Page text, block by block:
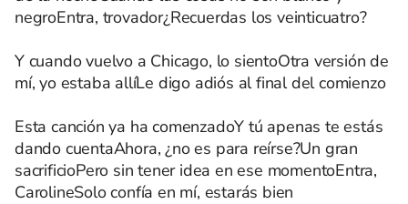
negroEntra, trovador¿Recuerdas los veinticuatro?
Y cuando vuelvo a Chicago, lo sientoOtra versión de
mí, yo estaba allíLe digo adiós al final del comienzo
Esta canción ya ha comenzadoY tú apenas te estás
dando cuentaAhora, ¿no es para reírse?Un gran
sacrificioPero sin tener idea en ese momentoEntra,
CarolineSolo confía en mí, estarás bien